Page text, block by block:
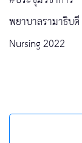
พยาบาลรามาธิบดี
Nursing 2022